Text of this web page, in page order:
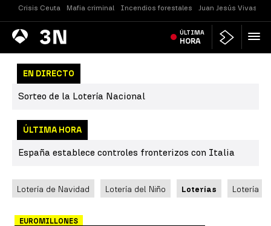
Crisis Ceuta Mafia criminal Incendios forestales Juan Jesús Vivas
Antena
3 Noticias ÚLTIMA
HORA
EN DIRECTO
Sorteo de la Lotería Nacional
ÚLTIMA HORA
España establece controles fronterizos con Italia
Lotería de Navidad Lotería del Niño Loterías Lotería
EUROMILLONES